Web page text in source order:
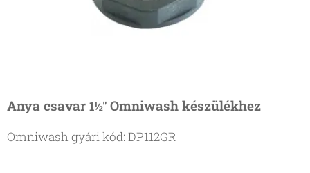
Anya csavar 1½" Omniwash készülékhez
Omniwash gyári kód: DP112GR